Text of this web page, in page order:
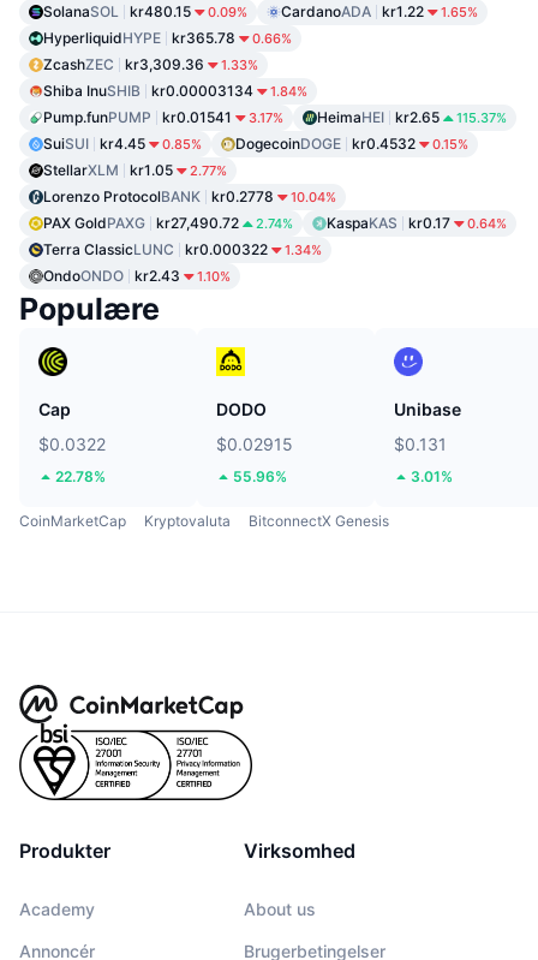
SolanaSOL kr480.15 0.09% CardanoADA kr1.22 1.65%
HyperliquidHYPE kr365.78 0.66%
ZcashZEC kr3,309.36 1.33%
Shiba InuSHIB kr0.00003134 1.84%
Pump.funPUMP kr0.01541 3.17% HeimaHEI kr2.65 115.37%
SuiSUI kr4.45 0.85% DogecoinDOGE kr0.4532 0.15%
StellarXLM kr1.05 2.77%
Lorenzo ProtocolBANK kr0.2778 10.04%
PAX GoldPAXG kr27,490.72 2.74% KaspaKAS kr0.17 0.64%
Terra ClassicLUNC kr0.000322 1.34%
OndoONDO kr2.43 1.10%
Populære
Cap
$0.0322
22.78%
DODO
$0.02915
55.96%
Unibase
$0.131
3.01%
CoinMarketCap Kryptovaluta BitconnectX Genesis
Produkter
Academy
Annoncér
Virksomhed
About us
Brugerbetingelser